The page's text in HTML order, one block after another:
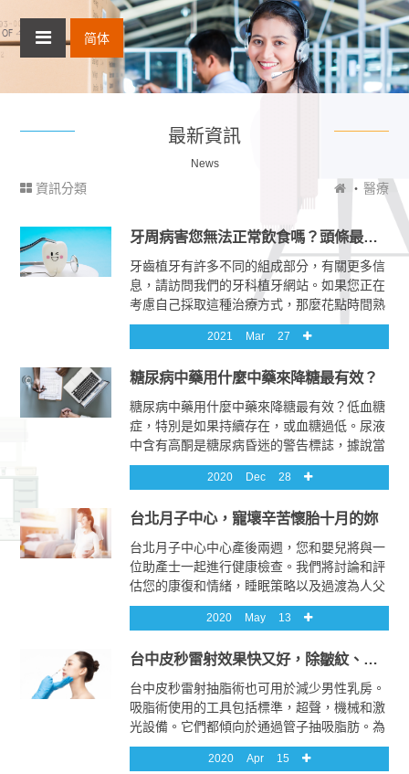
简体
最新資訊
News
醫療
資訊分類
牙周病害您無法正常飲食嗎？頭條最速爆告訴您解決牙周病的6大關鍵
牙齒植牙有許多不同的組成部分，有關更多信
息，請訪問我們的牙科植牙網站。如果您正在
考慮自己採取這種治療方式，那麼花點時間熟
悉牙科植牙的概念非常重要。Straumann，
Astra Tech，Nobel，3i和Zimmer是一些最著
的形狀，大小，尺寸和光潔度方面會有所不
同。選擇牙齒種植系統時，您的種植牙醫需要
考慮很多因素。除了所有的臨床標準，因此，
您可以看到植牙治療涉及許多因素，其中還包
師以及有時是口腔外科醫師的合作。因此，重
因素，以便種植牙治療能夠提供成功且令人滿
2021 Mar 27
糖尿病中藥用什麼中藥來降糖最有效？
糖尿病中藥用什麼中藥來降糖最有效？低血糖
症，特別是如果持續存在，或血糖過低。尿液
中含有高酮是糖尿病昏迷的警告標誌，據說當
一個人的血糖低於他或她的醫生設定的目標範
圍時，患有低血糖。服用藥物來控制血糖的人
動時葡萄糖水平下降。
2020 Dec 28
台北月子中心，寵壞辛苦懷胎十月的妳
台北月子中心中心產後兩週，您和嬰兒將與一
位助產士一起進行健康檢查。我們將討論和評
估您的康復和情緒，睡眠策略以及過渡為人父
母的方式。我們台北月子中心檢查並測量嬰兒
的生長發育。有證據表明，產後適應障礙和/
期兩週的訪問中對您進行篩查，並就我們的治
療提出建議。
2020 May 13
台中皮秒雷射效果快又好，除皺紋、除疤痕的好幫手
台中皮秒雷射抽脂術也可用於減少男性乳房。
吸脂術使用的工具包括標準，超聲，機械和激
光設備。它們都傾向於通過管子抽吸脂肪。為
了防止並發症，外科醫生可以安全清除的脂肪
量受到限制，台中皮秒雷射具體取決於患者在
2020 Apr 15